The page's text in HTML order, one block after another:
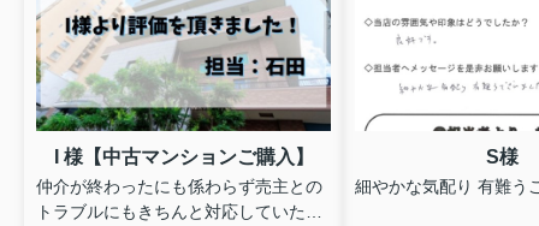
I 様【中古マンションご購入】
仲介が終わったにも係わらず売主との
トラブルにもきちんと対応していただ
S様
細やかな気配り 有難う